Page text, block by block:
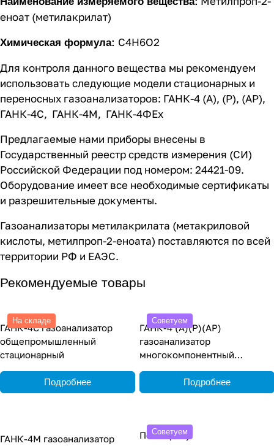
еноат (метилакрилат)
Химическая формула: C4H6O2
Для контроля данного вещества мы рекомендуем
использовать следующие модели стационарных и
переносных газоанализаторов: ГАНК-4 (А), (Р), (АР),
ГАНК-4C, ГАНК-4М, ГАНК-4ФEx
Предлагаемые нами приборы внесены в
Государственный реестр средств измерения (СИ)
Российской Федерации под номером: 24421-09.
Оборудование имеет все необходимые сертификаты
и разрешительные документы.
Газоанализаторы метилакрилата (метакриловой
кислоты, метилпроп-2-еноата) поставляются по всей
территории РФ и ЕАЭС.
Рекомендуемые товары
На складе
ГАНК-4С газоанализатор
общепромышленный
стационарный
Подробнее
Советуем
ГАНК-4 (А)(Р)(АР)
газоанализатор
многокомпонентный
переноснойПодробнее
ГАНК-4М газоанализатор
Советуем
По запросу